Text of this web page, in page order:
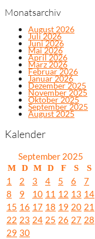
Monatsarchiv
August 2026
Juli 2026
Juni 2026
Mai 2026
April 2026
März 2026
Februar 2026
Januar 2026
Dezember 2025
November 2025
Oktober 2025
September 2025
August 2025
Kalender
September 2025
M D M D F S S
1 2 3 4 5 6
7
8
9 10 11 12 13 14
15 16 17 18 19 20 21
22 23 24 25 26 27 28
29 30